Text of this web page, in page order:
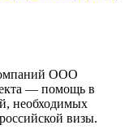
ООО
— помощь в
необходимых
визы.